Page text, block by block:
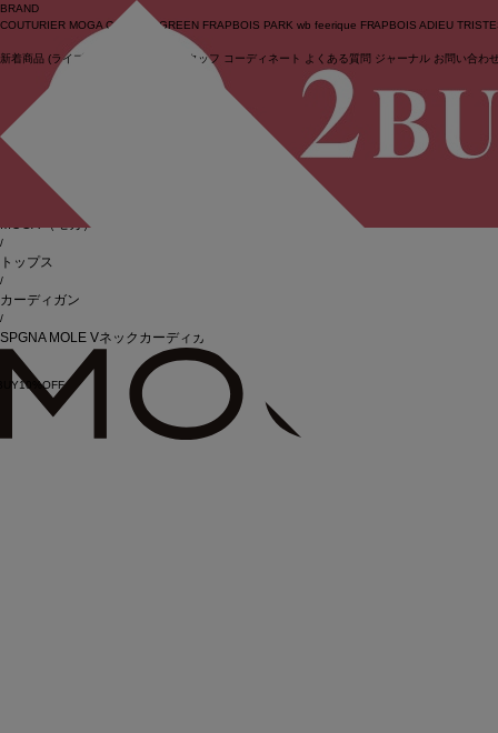
ログイン
BRAND
COUTURIER MOGA Collection GREEN FRAPBOIS PARK wb feerique FRAPBOIS ADIEU
新着商品 (ライブ) スタッフ コーディネート よくある質問 ジャーナル お問い合わ
BIGI online store
（モガ）
/
トップス
/
カーディガン
/
SPGNA MOLE Vネックカーディガン